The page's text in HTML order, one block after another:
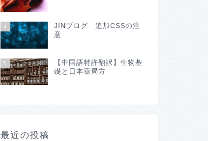
4
JINブログ 追加CSSの注
意
5
【中国語特許翻訳】生物基
礎と日本薬局方
最近の投稿